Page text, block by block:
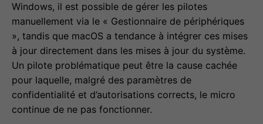
Windows, il est possible de gérer les pilotes
manuellement via le « Gestionnaire de périphériques
», tandis que macOS a tendance à intégrer ces mises
à jour directement dans les mises à jour du système.
Un pilote problématique peut être la cause cachée
pour laquelle, malgré des paramètres de
confidentialité et d’autorisations corrects, le micro
continue de ne pas fonctionner.